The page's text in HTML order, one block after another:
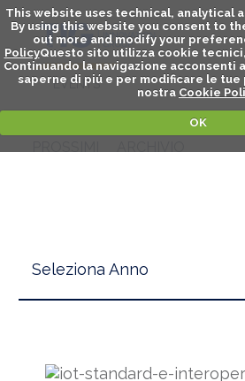
This website uses technical, analytical
By using this website you consent to
out more and modify your
PolicyQuesto sito utilizza cookie
Continuando la navigazione acconsenti
saperne di piú e per modificare le
nostra Cookie
OK
EVENTS
WEBINAR
Seleziona Anno